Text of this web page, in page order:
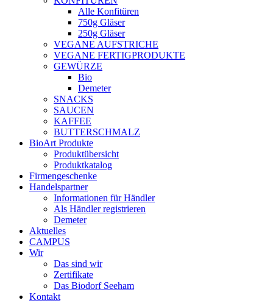
Alle Konfitüren
750g Gläser
250g Gläser
VEGANE AUFSTRICHE
VEGANE FERTIGPRODUKTE
GEWÜRZE
Bio
Demeter
SNACKS
SAUCEN
KAFFEE
BUTTERSCHMALZ
BioArt Produkte
Produktübersicht
Produktkatalog
Firmengeschenke
Handelspartner
Informationen für Händler
Als Händler registrieren
Demeter
Aktuelles
CAMPUS
Wir
Das sind wir
Zertifikate
Das Biodorf Seeham
Kontakt